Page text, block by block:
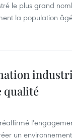
le plus grand
la population
qualité
un